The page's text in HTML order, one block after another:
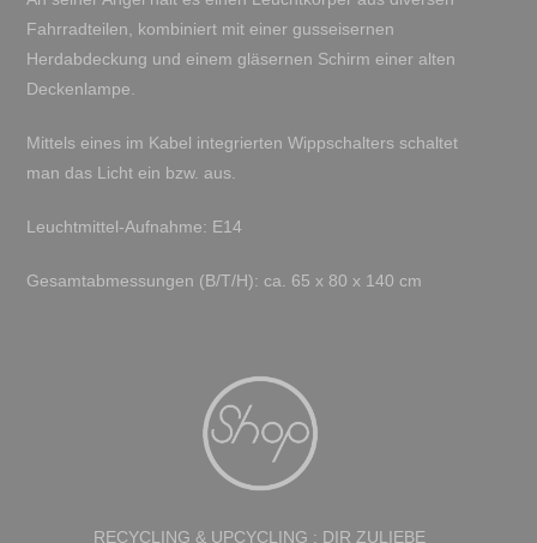
Fahrradteilen, kombiniert mit einer gusseisernen
Herdabdeckung und einem gläsernen Schirm einer alten
Deckenlampe.
Mittels eines im Kabel integrierten Wippschalters schaltet
man das Licht ein bzw. aus.
Leuchtmittel-Aufnahme: E14
Gesamtabmessungen (B/T/H): ca. 65 x 80 x 140 cm
RECYCLING & UPCYCLING : DIR ZULIEBE